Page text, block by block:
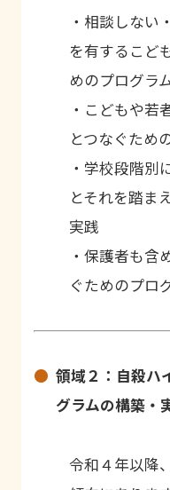
・相談しない
を有するこど
めのプログラ
・こどもや若
とつなぐため
・学校段階別
とそれを踏ま
実践
・保護者も含
ぐためのプロ
領域２：自殺ハ
グラムの構築・
令和４年以降